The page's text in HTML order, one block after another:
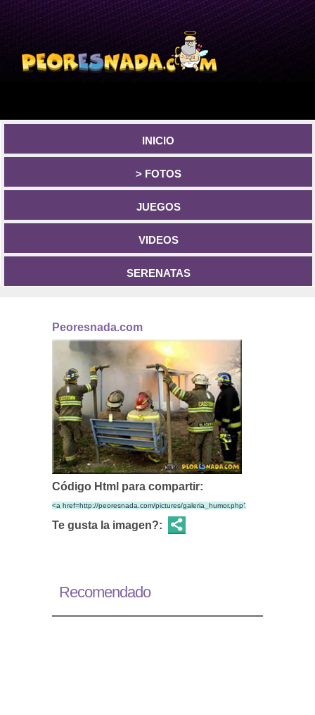
INICIO
> FOTOS
JUEGOS
VIDEOS
SERENATAS
Peoresnada.com
Código Html para compartir:
Te gusta la imagen?:
Recomendado